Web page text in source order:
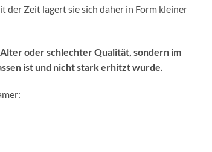
der Zeit lagert sie sich daher in Form kleiner
oder schlechter Qualität, sondern im
ist und nicht stark erhitzt wurde.